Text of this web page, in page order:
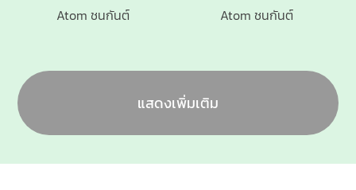
Atom ชนกันต์
Atom ชนกันต์
แสดงเพิ่มเติม